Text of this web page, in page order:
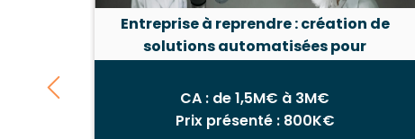
Entreprise à reprendre : création de
solutions automatisées pour
CA : de 1,5M€ à 3M€
Prix présenté : 800K€